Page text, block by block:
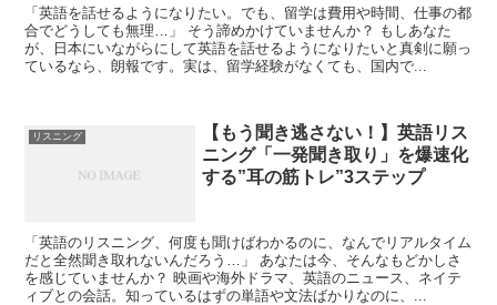
「英語を話せるようになりたい。でも、留学は費用や時間、仕事の都
合でどうしても無理…」 そう諦めかけていませんか？ もしあなた
が、日本にいながらにして英語を話せるようになりたいと真剣に願っ
ているなら、朗報です。実は、留学経験がなくても、国内で...
リスニング
【もう聞き逃さない！】英語リス
ニング「一発聞き取り」を爆速化
する”耳の筋トレ”3ステップ
「英語のリスニング、何度も聞けばわかるのに、なんでリアルタイム
だと全然聞き取れないんだろう…」 あなたは今、そんなもどかしさ
を感じていませんか？ 映画や海外ドラマ、英語のニュース、ネイテ
ィブとの会話。知っているはずの単語や文法ばかりなのに、...